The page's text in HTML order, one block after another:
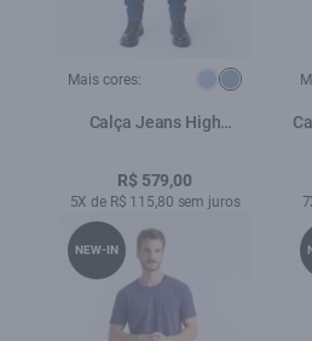
Mais cores:
Calça Jeans High
Pockets Lav.Medio
R$ 579,00
5X de R$ 115,80 sem juros
NEW-IN